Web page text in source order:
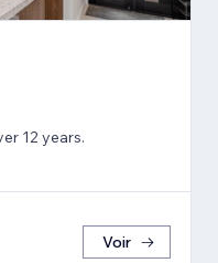
12 years.
Voir